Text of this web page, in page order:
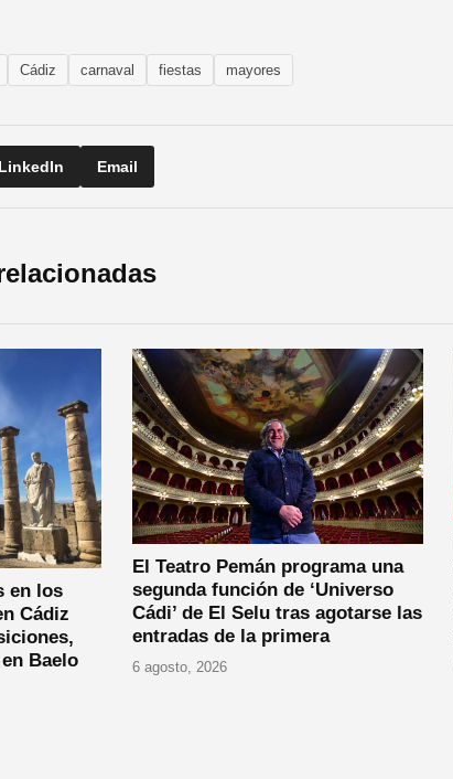
Cádiz carnaval fiestas mayores
LinkedIn Email
en los
Cádiz
Baelo
El Teatro Pemán programa una
segunda función de ‘Universo
Cádi’ de El Selu tras agotarse las
entradas de la primera
6 agosto, 2026